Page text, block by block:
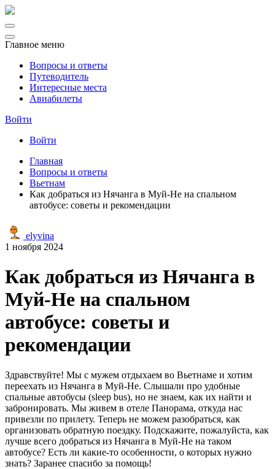
Главное меню
Вопросы и ответы
Путеводитель
Интересные места
Авиабилеты
Войти
Войти
Главная
Вопросы и ответы
Вьетнам
Как добраться из Нячанга в Муй-Не на спальном
автобусе: советы и рекомендации
elyvina
1 ноября 2024
Как добраться из Нячанга в
Муй-Не на спальном
автобусе: советы и
рекомендации
Здравствуйте! Мы с мужем отдыхаем во Вьетнаме и хотим
переехать из Нячанга в Муй-Не. Слышали про удобные
спальные автобусы (sleep bus), но не знаем, как их найти и
забронировать. Мы живем в отеле Панорама, откуда нас
привезли по прилету. Теперь не можем разобраться, как
организовать обратную поездку. Подскажите, пожалуйста, как
лучше всего добраться из Нячанга в Муй-Не на таком
автобусе? Есть ли какие-то особенности, о которых нужно
знать? Заранее спасибо за помощь!